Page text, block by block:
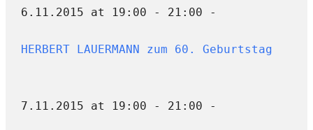
6.11.2015 at 19:00 - 21:00 -
HERBERT LAUERMANN zum 60. Geburtstag
7.11.2015 at 19:00 - 21:00 -